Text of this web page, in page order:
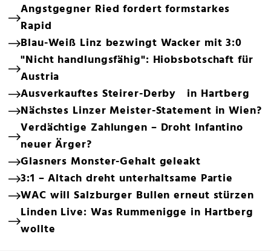
Angstgegner Ried fordert formstarkes
Rapid
Blau-Weiß Linz bezwingt Wacker mit 3:0
"Nicht handlungsfähig": Hiobsbotschaft für
Austria
Ausverkauftes Steirer-Derby in Hartberg
Nächstes Linzer Meister-Statement in Wien?
Verdächtige Zahlungen – Droht Infantino
neuer Ärger?
Glasners Monster-Gehalt geleakt
3:1 – Altach dreht unterhaltsame Partie
WAC will Salzburger Bullen erneut stürzen
Linden Live: Was Rummenigge in Hartberg
wollte